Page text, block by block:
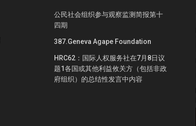
公民社会组织参与观察监测简报第十
四期
387.Geneva Agape Foundation
HRC62：国际人权服务社在7月8日议
题1各国或其他利益攸关方（包括非政
府组织）的总结性发言中内容